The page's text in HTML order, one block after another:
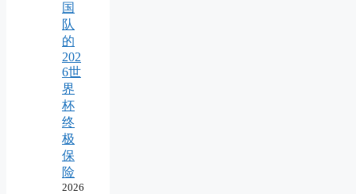
国
队
的
202
6世
界
杯
终
极
保
险
2026